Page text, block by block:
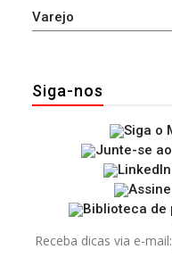
Varejo
Siga-nos
Receba dicas via e-mail: